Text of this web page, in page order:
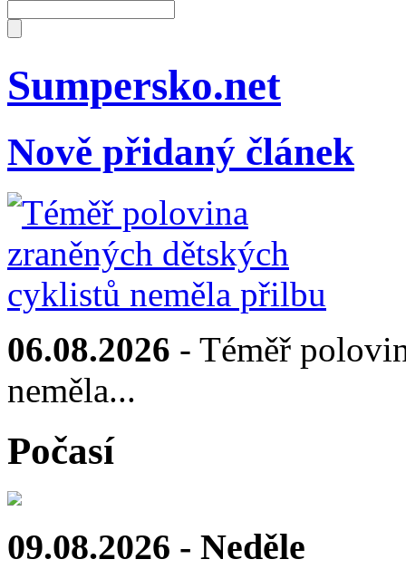
Sumpersko.net
Nově přidaný článek
06.08.2026 - Téměř
neměla...
Počasí
09.08.2026 - Neděle